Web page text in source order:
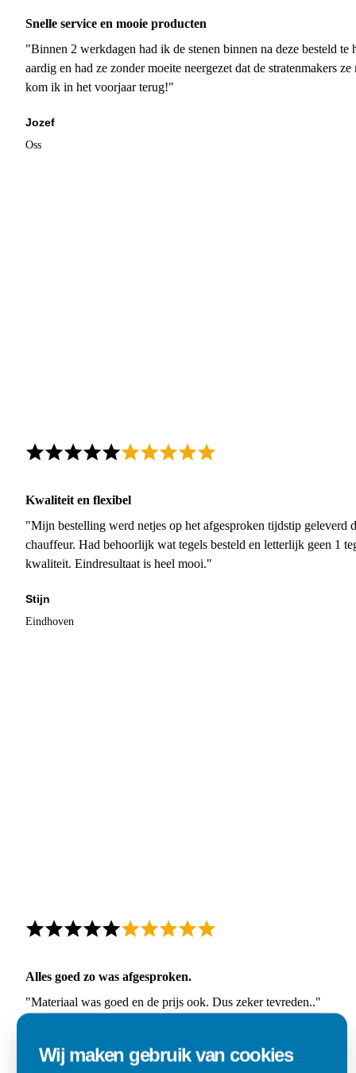
Snelle service en mooie producten
"Binnen 2 werkdagen had ik de stenen binnen na deze besteld
aardig en had ze zonder moeite neergezet dat de stratenmakers
kom ik in het voorjaar terug!"
Jozef
Oss
Kwaliteit en flexibel
"Mijn bestelling werd netjes op het afgesproken tijdstip geleverd
chauffeur. Had behoorlijk wat tegels besteld en letterlijk geen 1
kwaliteit. Eindresultaat is heel mooi."
Stijn
Eindhoven
Alles goed zo was afgesproken.
"Materiaal was goed en de prijs ook. Dus zeker tevreden.."
Den Dungen
Wij maken gebruik van cookies